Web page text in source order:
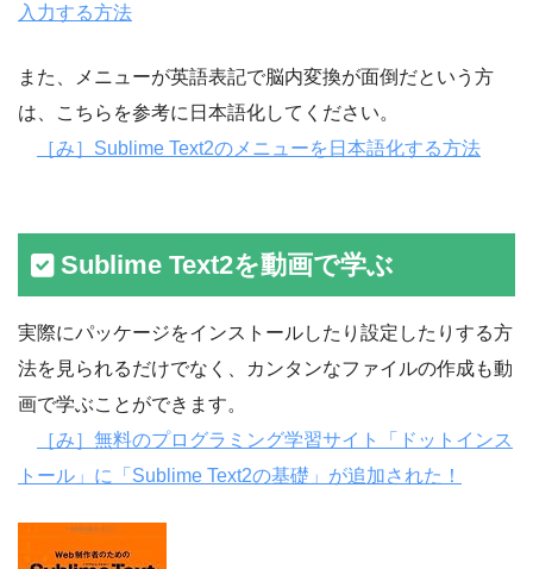
入力する方法
また、メニューが英語表記で脳内変換が面倒だという方
は、こちらを参考に日本語化してください。
［み］Sublime Text2のメニューを日本語化する方法
Sublime Text2を動画で学ぶ
実際にパッケージをインストールしたり設定したりする方
法を見られるだけでなく、カンタンなファイルの作成も動
画で学ぶことができます。
［み］無料のプログラミング学習サイト「ドットインス
トール」に「Sublime Text2の基礎」が追加された！